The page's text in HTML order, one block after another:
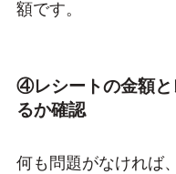
額です。
④レシートの金額と
るか確認
何も問題がなければ